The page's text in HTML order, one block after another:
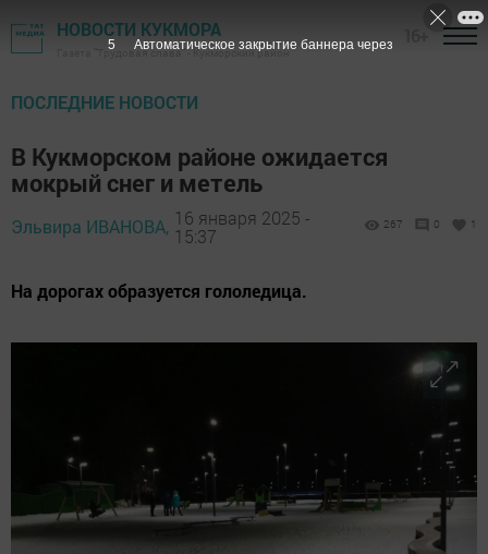
НОВОСТИ КУКМОРА
Газета "Трудовая слава" - Кукморский район
ПОСЛЕДНИЕ НОВОСТИ
В Кукморском районе ожидается
мокрый снег и метель
Эльвира ИВАНОВА, 16 января 2025 -
15:37
267 0 1
На дорогах образуется гололедица.
4 Автоматическое закрытие баннера через